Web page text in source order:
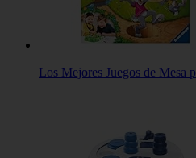
Los Mejores Juegos de Mesa